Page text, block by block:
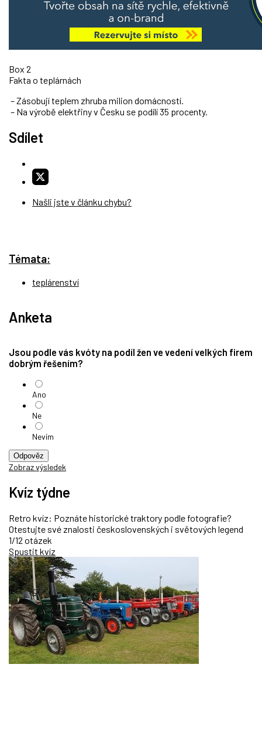
Box 2
Fakta o teplárnách
– Zásobují teplem zhruba milion domácností.
– Na výrobě elektřiny v Česku se podílí 35 procenty.
Sdílet
Našli jste v článku chybu?
Témata:
teplárenství
Anketa
Jsou podle vás kvóty na podíl žen ve vedení velkých firem
dobrým řešením?
Ano
Ne
Nevím
Odpověz
Zobraz výsledek
Kvíz týdne
Retro kvíz: Poznáte historické traktory podle fotografie?
Otestujte své znalosti československých i světových legend
1/12 otázek
Spustit kvíz